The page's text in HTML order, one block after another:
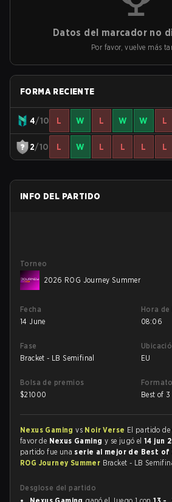
Datos del marcador no
Por favor, vuelve más
FORMA RECIENTE
4/10 L W L W W L
2/10 L W L L L L
INFO DEL PARTIDO
Torneo
2026 ROG Journey Summer
Fecha
14 June
Hora de
08:06
Fase
Bracket - LB Semifinal
EU
Bolsa de premios
$21000
Formato
Best of 3
Nexus Gamingvs Noir Verse El partido de
favor de Nexus Gaming y se jugó el14 jun
partido fue una serie al mejor de Best of
ROG Journey Summer Bracket - LB
Desglose del partido